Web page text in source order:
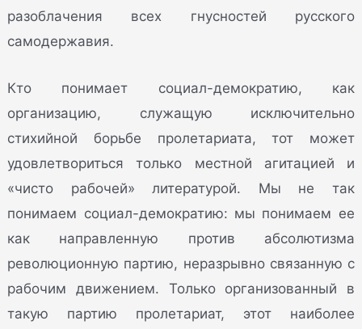
разоблачения всех гнусностей русского
самодержавия.
Кто понимает социал-демократию, как
организацию, служащую исключительно
стихийной борьбе пролетариата, тот может
удовлетвориться только местной агитацией и
«чисто рабочей» литературой. Мы не так
понимаем социал-демократию: мы понимаем ее
как направленную против абсолютизма
революционную партию, неразрывно связанную с
рабочим движением. Только организованный в
такую партию пролетариат, этот наиболее